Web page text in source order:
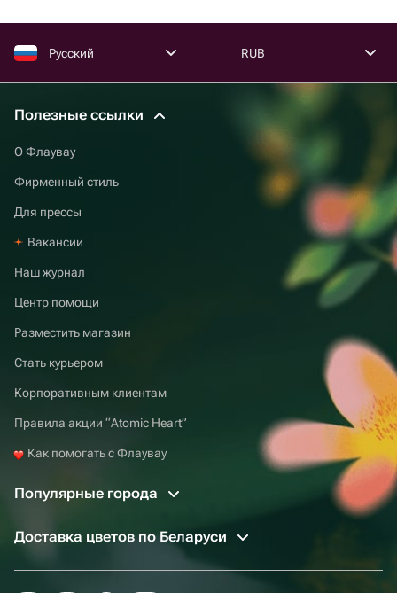
Русский RUB
Полезные ссылки
О Флаувау
Фирменный стиль
Для прессы
Вакансии
Наш журнал
Центр помощи
Разместить магазин
Стать курьером
Корпоративным клиентам
Правила акции “Atomic Heart”
Как помогать с Флаувау
Популярные города
Доставка цветов по Беларуси